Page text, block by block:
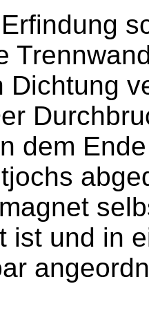
Dichtung
dem
ist und in